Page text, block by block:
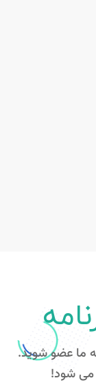
ما عضو شوید.
می شود!